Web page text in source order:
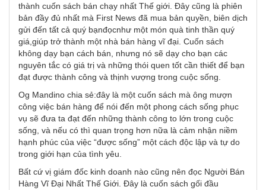
thành cuốn sách bán chạy nhất Thế giới. Đây cũng là phiên
bản đầy đủ nhất mà First News đã mua bản quyền, biên dịch
gửi đến tất cả quý bạnđọcnhư một món quà tinh thần quý
giá,giúp trở thành một nhà bán hàng vĩ đại. Cuốn sách
không dạy bạn cách bán, nhưng nó sẽ dạy cho bạn các
nguyên tắc có giá trị và những thói quen tốt cần thiết để bạn
đạt được thành công và thịnh vượng trong cuộc sống.
Og Mandino chia sẻ:đây là một cuốn sách mà ông mượn
công việc bán hàng để nói đến một phong cách sống phục
vụ sẽ đưa ta đạt đến những thành công to lớn trong cuộc
sống, và nếu có thì quan trọng hơn nữa là cảm nhận niềm
hạnh phúc của việc “được sống” một cách độc lập và tự do
trong giới hạn của tình yêu.
Bất cứ vị giám đốc kinh doanh nào cũng nên đọc Người Bán
Hàng Vĩ Đại Nhất Thế Giới. Đây là cuốn sách gối đầu